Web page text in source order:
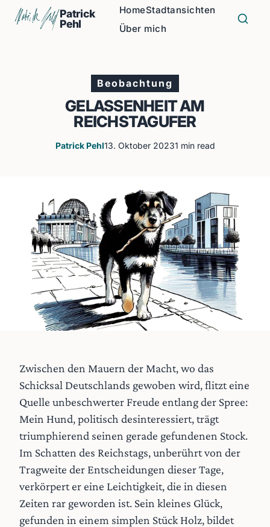
Patrick
Pehl
HomeStadtansichten
Über mich
Beobachtung
GELASSENHEIT AM
REICHSTAGUFER
Patrick Pehl13. Oktober 20231 min read
Zwischen den Mauern der Macht, wo das
Schicksal Deutschlands gewoben wird, flitzt eine
Quelle unbeschwerter Freude entlang der Spree:
Mein Hund, politisch desinteressiert, trägt
triumphierend seinen gerade gefundenen Stock.
Im Schatten des Reichstags, unberührt von der
Tragweite der Entscheidungen dieser Tage,
verkörpert er eine Leichtigkeit, die in diesen
Zeiten rar geworden ist. Sein kleines Glück,
gefunden in einem simplen Stück Holz, bildet